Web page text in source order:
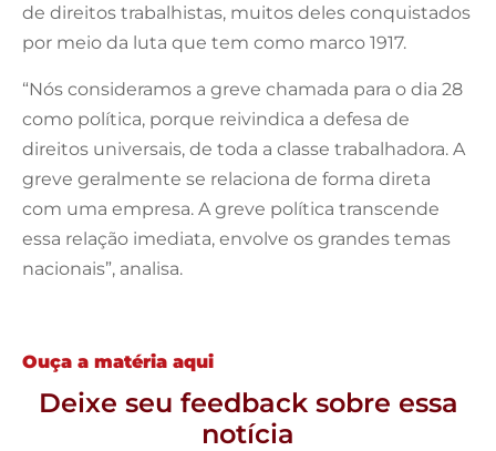
de direitos trabalhistas, muitos deles conquistados
por meio da luta que tem como marco 1917.
“Nós consideramos a greve chamada para o dia 28
como política, porque reivindica a defesa de
direitos universais, de toda a classe trabalhadora. A
greve geralmente se relaciona de forma direta
com uma empresa. A greve política transcende
essa relação imediata, envolve os grandes temas
nacionais”, analisa.
Ouça a matéria aqui
Deixe seu feedback sobre essa
notícia